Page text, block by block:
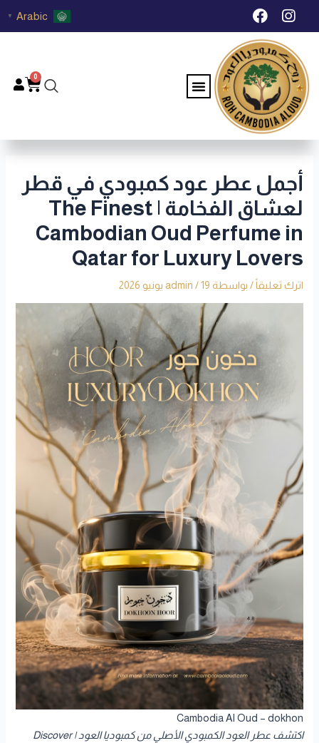
تخطي I
n
s
t
a
g
r
a
m
F
a
c
e
b
o
o
k
Arabic
▼
Menu
0
أجمل عطر عود كمبودي في قطر
لعشاق الفخامة | The Finest
Cambodian Oud Perfume in
Qatar for Luxury Lovers
اترك تعليقاً / بواسطة admin /19 يونيو 2026
Cambodia Al Oud – dokhon
اكتشف عطر العود الكمبودي الأصلي من كمبوديا العود | Discover
Post
navigation